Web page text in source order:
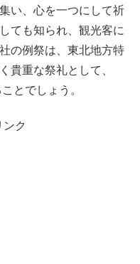
い、心を一つにして祈
ても知られ、観光客に
の例祭は、東北地方特
貴重な祭礼として、
とでしょう。
ンク